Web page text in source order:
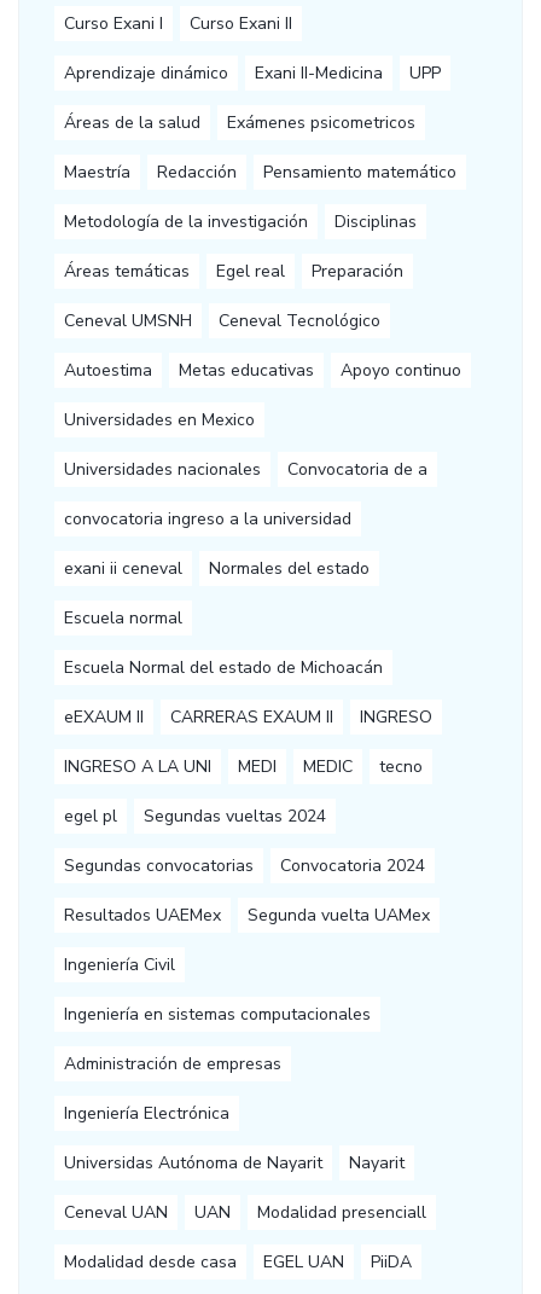
Curso Exani I Curso Exani II
Aprendizaje dinámico Exani II-Medicina UPP
Áreas de la salud Exámenes psicometricos
Maestría Redacción Pensamiento matemático
Metodología de la investigación Disciplinas
Áreas temáticas Egel real Preparación
Ceneval UMSNH Ceneval Tecnológico
Autoestima Metas educativas Apoyo continuo
Universidades en Mexico
Universidades nacionales Convocatoria de a
convocatoria ingreso a la universidad
exani ii ceneval Normales del estado
Escuela normal
Escuela Normal del estado de Michoacán
eEXAUM II CARRERAS EXAUM II INGRESO
INGRESO A LA UNI MEDI MEDIC tecno
egel pl Segundas vueltas 2024
Segundas convocatorias Convocatoria 2024
Resultados UAEMex Segunda vuelta UAMex
Ingeniería Civil
Ingeniería en sistemas computacionales
Administración de empresas
Ingeniería Electrónica
Universidas Autónoma de Nayarit Nayarit
Ceneval UAN UAN Modalidad presenciall
Modalidad desde casa EGEL UAN PiiDA